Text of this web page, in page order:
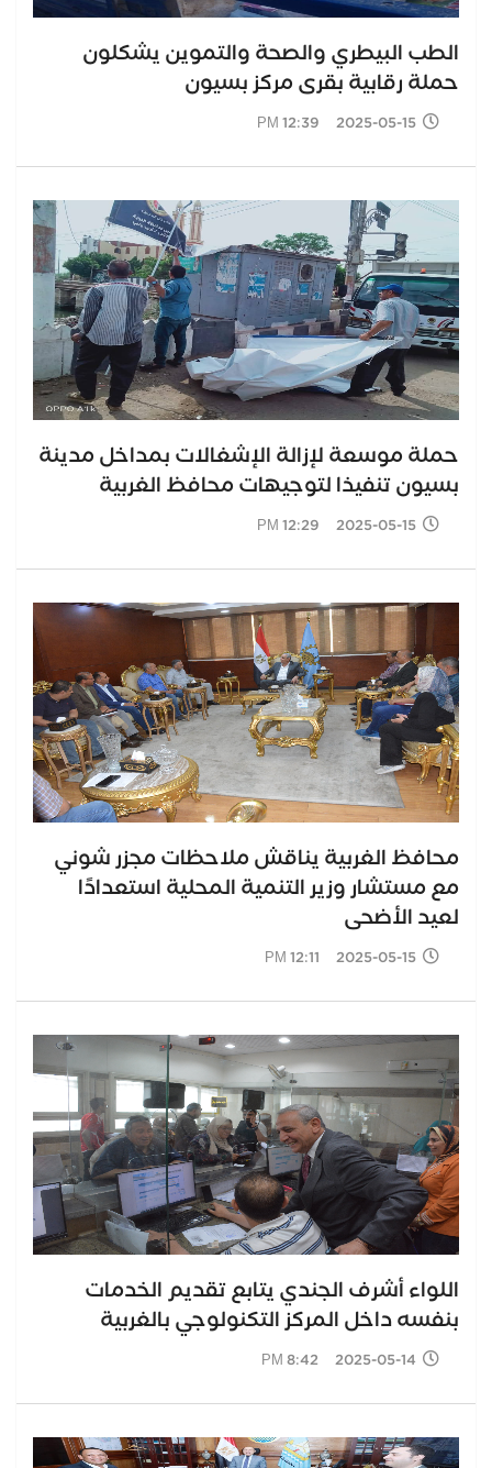
الطب البيطري والصحة والتموين يشكلون
حملة رقابية بقرى مركز بسيون
2025-05-15 12:39 PM
حملة موسعة لإزالة الإشغالات بمداخل مدينة
بسيون تنفيذا لتوجيهات محافظ الغربية
2025-05-15 12:29 PM
محافظ الغربية يناقش ملاحظات مجزر شوني
مع مستشار وزير التنمية المحلية استعدادًا
لعيد الأضحى
2025-05-15 12:11 PM
اللواء أشرف الجندي يتابع تقديم الخدمات
بنفسه داخل المركز التكنولوجي بالغربية
2025-05-14 8:42 PM